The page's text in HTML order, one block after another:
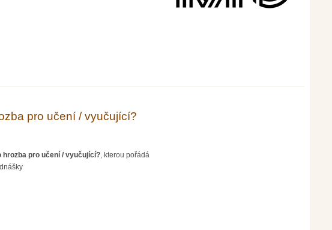
pro učení / vyučující?
pro učení / vyučující? , kterou pořádá